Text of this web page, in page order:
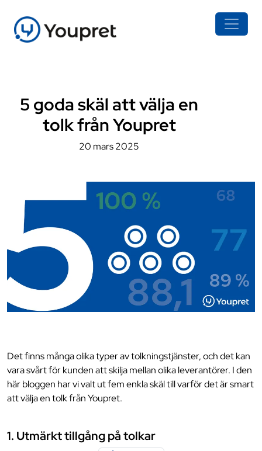
5 goda skäl att välja en
tolk från Youpret
20 mars 2025
Det finns många olika typer av tolkningstjänster, och det kan
vara svårt för kunden att skilja mellan olika leverantörer. I den
här bloggen har vi valt ut fem enkla skäl till varför det är smart
att välja en tolk från Youpret.
1. Utmärkt tillgång på tolkar